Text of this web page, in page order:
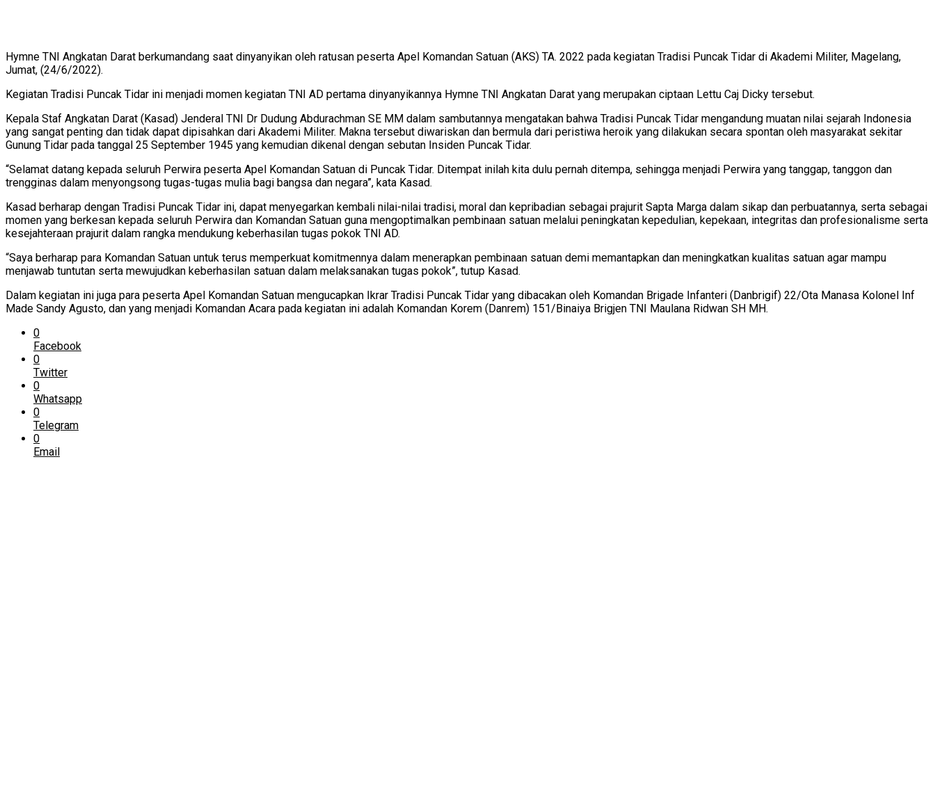
Hymne TNI Angkatan Darat berkumandang saat dinyanyikan oleh ratusan peserta Apel Komandan Satuan (AKS) TA. 2022 pada kegiatan Tradisi Puncak Tidar di Akademi Militer, Magelang,
Jumat, (24/6/2022).
Kegiatan Tradisi Puncak Tidar ini menjadi momen kegiatan TNI AD pertama dinyanyikannya Hymne TNI Angkatan Darat yang merupakan ciptaan Lettu Caj Dicky tersebut.
Kepala Staf Angkatan Darat (Kasad) Jenderal TNI Dr Dudung Abdurachman SE MM dalam sambutannya mengatakan bahwa Tradisi Puncak Tidar mengandung muatan nilai sejarah Indonesia
yang sangat penting dan tidak dapat dipisahkan dari Akademi Militer. Makna tersebut diwariskan dan bermula dari peristiwa heroik yang dilakukan secara spontan oleh masyarakat sekitar
Gunung Tidar pada tanggal 25 September 1945 yang kemudian dikenal dengan sebutan Insiden Puncak Tidar.
“Selamat datang kepada seluruh Perwira peserta Apel Komandan Satuan di Puncak Tidar. Ditempat inilah kita dulu pernah ditempa, sehingga menjadi Perwira yang tanggap, tanggon dan
trengginas dalam menyongsong tugas-tugas mulia bagi bangsa dan negara”, kata Kasad.
Kasad berharap dengan Tradisi Puncak Tidar ini, dapat menyegarkan kembali nilai-nilai tradisi, moral dan kepribadian sebagai prajurit Sapta Marga dalam sikap dan perbuatannya, serta sebagai
momen yang berkesan kepada seluruh Perwira dan Komandan Satuan guna mengoptimalkan pembinaan satuan melalui peningkatan kepedulian, kepekaan, integritas dan profesionalisme serta
kesejahteraan prajurit dalam rangka mendukung keberhasilan tugas pokok TNI AD.
“Saya berharap para Komandan Satuan untuk terus memperkuat komitmennya dalam menerapkan pembinaan satuan demi memantapkan dan meningkatkan kualitas satuan agar mampu
menjawab tuntutan serta mewujudkan keberhasilan satuan dalam melaksanakan tugas pokok”, tutup Kasad.
Dalam kegiatan ini juga para peserta Apel Komandan Satuan mengucapkan Ikrar Tradisi Puncak Tidar yang dibacakan oleh Komandan Brigade Infanteri (Danbrigif) 22/Ota Manasa Kolonel Inf
Made Sandy Agusto, dan yang menjadi Komandan Acara pada kegiatan ini adalah Komandan Korem (Danrem) 151/Binaiya Brigjen TNI Maulana Ridwan SH MH.
0
Facebook
0
Twitter
0
Whatsapp
0
Telegram
0
Email